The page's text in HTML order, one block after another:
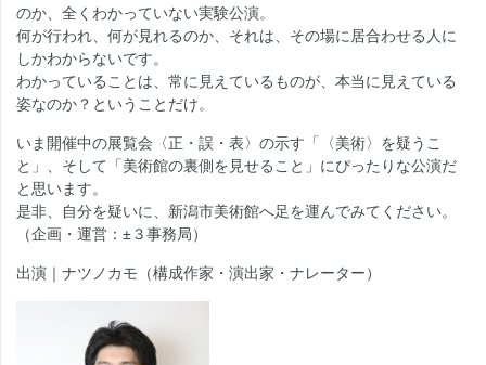
のか、全くわかっていない実験公演。
何が行われ、何が見れるのか、それは、その場に居合わせる人に
しかわからないです。
わかっていることは、常に見えているものが、本当に見えている
姿なのか？ということだけ。
いま開催中の展覧会〈正・誤・表〉の示す「〈美術〉を疑うこ
と」、そして「美術館の裏側を見せること」にぴったりな公演だ
と思います。
是非、自分を疑いに、新潟市美術館へ足を運んでみてください。
（企画・運営：±３事務局）
出演｜ナツノカモ（構成作家・演出家・ナレーター）